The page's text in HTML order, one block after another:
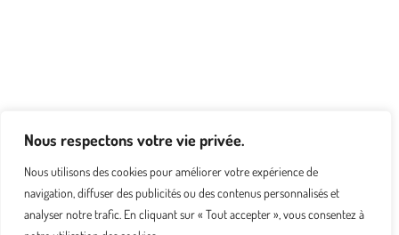
Nous respectons votre vie privée.
Nous utilisons des cookies pour améliorer votre expérience de
navigation, diffuser des publicités ou des contenus personnalisés et
analyser notre trafic. En cliquant sur « Tout accepter », vous consentez à